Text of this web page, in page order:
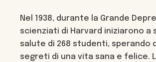
Nel 1938, durante la Grande
scienziati di Harvard iniziarono a
salute di 268 studenti, sperando
segreti di una vita sana e felice.